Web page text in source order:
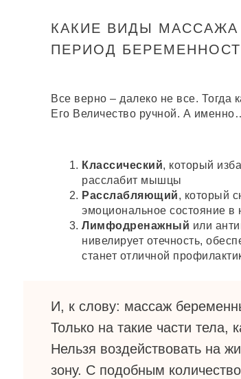
КАКИЕ ВИДЫ
ПЕРИОД
Все верно – далеко не все.
Его Величество ручной. А
Классический, который
расслабит мышцы
Расслабляющий, который
эмоциональное состояние в
Лимфодренажный или
нивелирует отечность,
станет отличной
И, к слову: массаж
Только на такие части тела,
Нельзя воздействовать на
зону. С подобным